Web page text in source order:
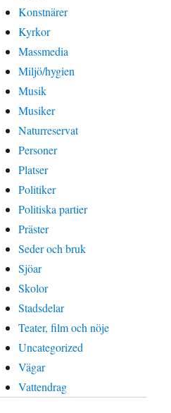
Konstnärer
Kyrkor
Massmedia
Miljö/hygien
Musik
Musiker
Naturreservat
Personer
Platser
Politiker
Politiska partier
Präster
Seder och bruk
Sjöar
Skolor
Stadsdelar
Teater, film och nöje
Uncategorized
Vägar
Vattendrag